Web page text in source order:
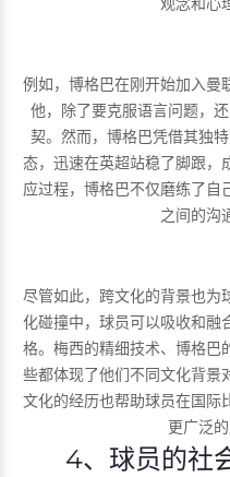
例如，博格巴在刚开始加入曼
他，除了要克服语言问题，
契。然而，博格巴凭借其独
态，迅速在英超站稳了脚跟，
应过程，博格巴不仅磨练了自
之间的沟
尽管如此，跨文化的背景也为
化碰撞中，球员可以吸收和融
格。梅西的精细技术、博格巴
些都体现了他们不同文化背景
文化的经历也帮助球员在国际
更广泛的
4、球员的社